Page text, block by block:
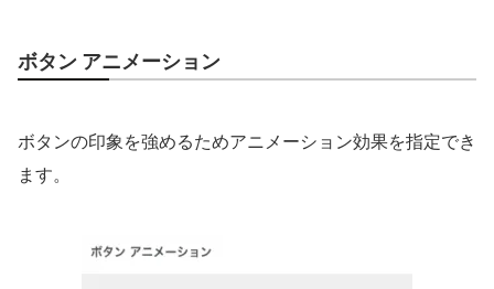
ボタン アニメーション
ボタンの印象を強めるためアニメーション効果を指定でき
ます。